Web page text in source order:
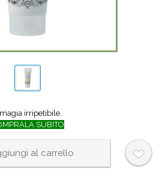
irripetibile.
SUBITO